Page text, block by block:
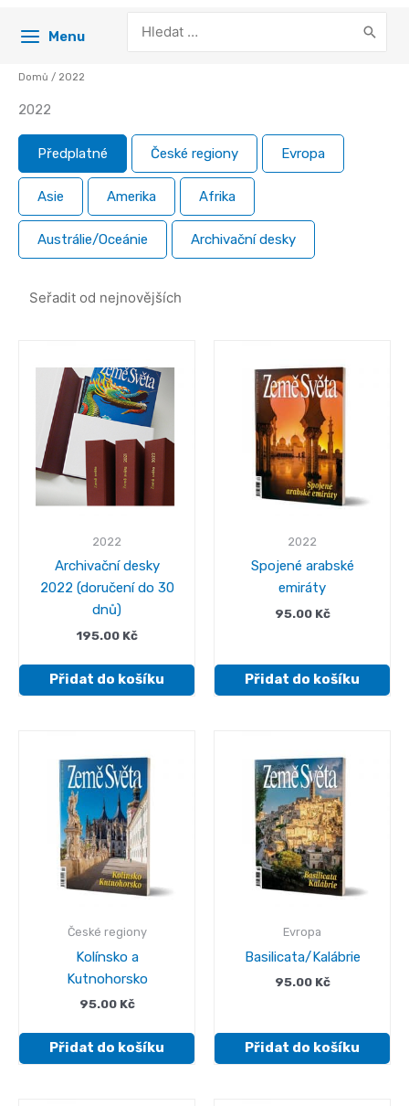
Menu
for:
Domů / 2022
2022
Předplatné České regiony Evropa
Asie Amerika Afrika
Austrálie/Oceánie Archivační desky
2022
Archivační desky
2022 (doručení do 30
dnů)
195.00 Kč
Přidat do košíku
2022
Spojené arabské
emiráty
95.00 Kč
Přidat do košíku
České regiony
Kolínsko a
Kutnohorsko
95.00 Kč
Přidat do košíku
Evropa
Basilicata/Kalábrie
95.00 Kč
Přidat do košíku